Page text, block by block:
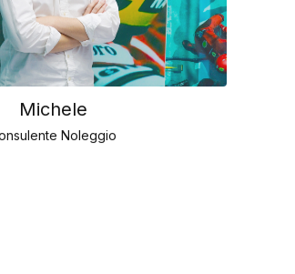
Michele
Noleggio